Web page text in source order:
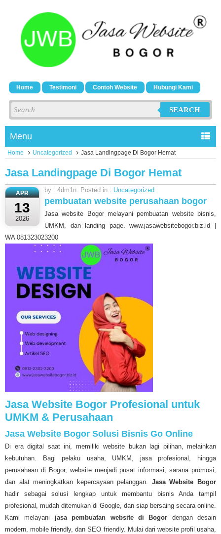
Home Testimoni Contoh Website Hubungi Kami
SEARCH
Menu
Home Uncategorized Jasa Landingpage Di Bogor Hemat
Jasa Landingpage Di Bogor Hemat
APR
13
2026
by : 4dm1n. Posted in : Uncategorized
pembuatan website perusahaan bogor
Jasa website Bogor melayani pembuatan website bisnis,
UMKM, dan landing page. www.jasawebsitebogor.biz.id |
WA 081323023200
Jasa Website Bogor Profesional untuk
UMKM & Perusahaan
Jasa Website Bogor Solusi Bisnis Go Online
Di era digital saat ini, memiliki website bukan lagi pilihan, melainkan
kebutuhan. Bagi pelaku usaha, UMKM, jasa profesional, hingga
perusahaan di Bogor, website menjadi pusat informasi, sarana promosi,
dan alat meningkatkan kepercayaan pelanggan. Jasa Website Bogor
hadir sebagai solusi lengkap untuk membantu bisnis Anda tampil
profesional, mudah ditemukan di Google, dan siap bersaing secara online.
Kami melayani jasa pembuatan website di Bogor dengan desain
modern, mobile friendly, dan SEO friendly. Mulai dari website profil usaha,